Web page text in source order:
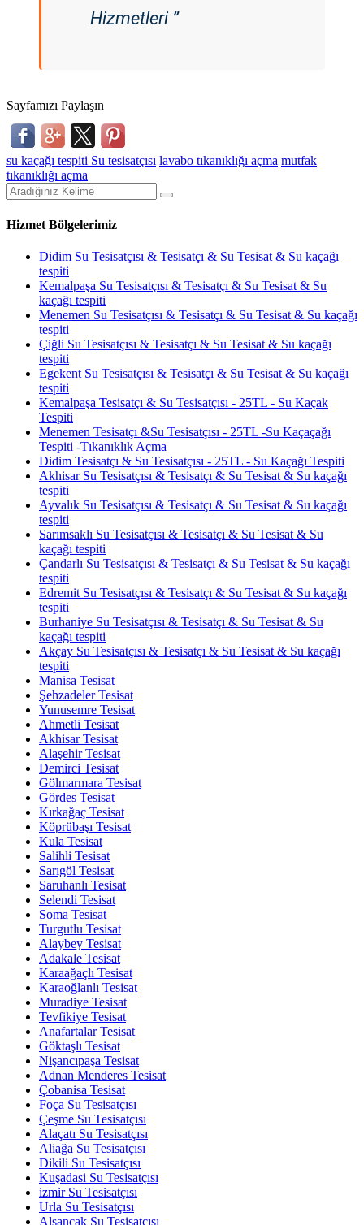
Hizmetleri ”
Sayfamızı Paylaşın
su kaçağı tespiti Su tesisatçısı lavabo tıkanıklığı açma mutfak
tıkanıklığı açma
Hizmet Bölgelerimiz
Didim Su Tesisatçısı & Tesisatçı & Su Tesisat & Su kaçağı
tespiti
Kemalpaşa Su Tesisatçısı & Tesisatçı & Su Tesisat & Su
kaçağı tespiti
Menemen Su Tesisatçısı & Tesisatçı & Su Tesisat & Su kaçağı
tespiti
Çiğli Su Tesisatçısı & Tesisatçı & Su Tesisat & Su kaçağı
tespiti
Egekent Su Tesisatçısı & Tesisatçı & Su Tesisat & Su kaçağı
tespiti
Kemalpaşa Tesisatçı & Su Tesisatçısı - 25TL - Su Kaçak
Tespiti
Menemen Tesisatçı &Su Tesisatçısı - 25TL -Su Kaçaçağı
Tespiti -Tıkanıklık Açma
Didim Tesisatçı & Su Tesisatçısı - 25TL - Su Kaçağı Tespiti
Akhisar Su Tesisatçısı & Tesisatçı & Su Tesisat & Su kaçağı
tespiti
Ayvalık Su Tesisatçısı & Tesisatçı & Su Tesisat & Su kaçağı
tespiti
Sarımsaklı Su Tesisatçısı & Tesisatçı & Su Tesisat & Su
kaçağı tespiti
Çandarlı Su Tesisatçısı & Tesisatçı & Su Tesisat & Su kaçağı
tespiti
Edremit Su Tesisatçısı & Tesisatçı & Su Tesisat & Su kaçağı
tespiti
Burhaniye Su Tesisatçısı & Tesisatçı & Su Tesisat & Su
kaçağı tespiti
Akçay Su Tesisatçısı & Tesisatçı & Su Tesisat & Su kaçağı
tespiti
Manisa Tesisat
Şehzadeler Tesisat
Yunusemre Tesisat
Ahmetli Tesisat
Akhisar Tesisat
Alaşehir Tesisat
Demirci Tesisat
Gölmarmara Tesisat
Gördes Tesisat
Kırkağaç Tesisat
Köprübaşı Tesisat
Kula Tesisat
Salihli Tesisat
Sarıgöl Tesisat
Saruhanlı Tesisat
Selendi Tesisat
Soma Tesisat
Turgutlu Tesisat
Alaybey Tesisat
Adakale Tesisat
Karaağaçlı Tesisat
Karaoğlanlı Tesisat
Muradiye Tesisat
Tevfikiye Tesisat
Anafartalar Tesisat
Göktaşlı Tesisat
Nişancıpaşa Tesisat
Adnan Menderes Tesisat
Çobanisa Tesisat
Foça Su Tesisatçısı
Çeşme Su Tesisatçısı
Alaçatı Su Tesisatçısı
Aliağa Su Tesisatçısı
Dikili Su Tesisatçısı
Kuşadasi Su Tesisatçısı
izmir Su Tesisatçısı
Urla Su Tesisatçısı
Alsançak Su Tesisatçısı